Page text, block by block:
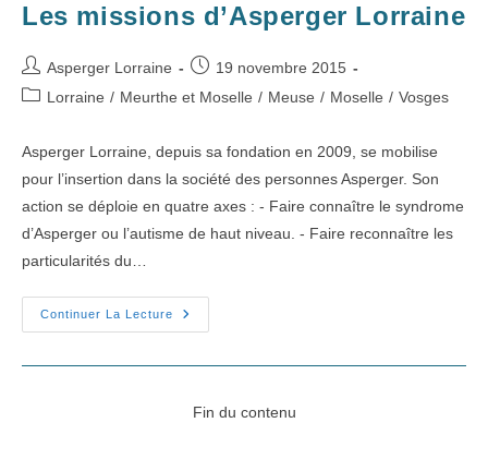
Les missions d’Asperger Lorraine
Auteur/autrice
de
Asperger Lorraine
Publication
publiée :
19 novembre 2015
PostLorraine / Meurthe et Moselle / Meuse / Moselle / Vosges
Asperger Lorraine, depuis sa fondation en 2009, se mobilise
pour l’insertion dans la société des personnes Asperger. Son
action se déploie en quatre axes : - Faire connaître le syndrome
d’Asperger ou l’autisme de haut niveau. - Faire reconnaître les
particularités du…
Continuer La Lecture
Les
Missions
Fin du contenu